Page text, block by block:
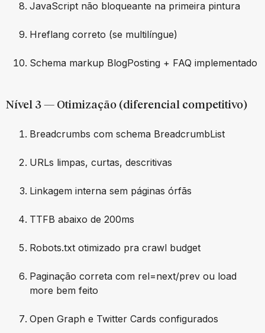
JavaScript não bloqueante na primeira pintura
Hreflang correto (se multilíngue)
Schema markup BlogPosting + FAQ implementado
Nível 3 — Otimização (diferencial competitivo)
Breadcrumbs com schema BreadcrumbList
URLs limpas, curtas, descritivas
Linkagem interna sem páginas órfãs
TTFB abaixo de 200ms
Robots.txt otimizado pra crawl budget
Paginação correta com rel=next/prev ou load
more bem feito
Open Graph e Twitter Cards configurados